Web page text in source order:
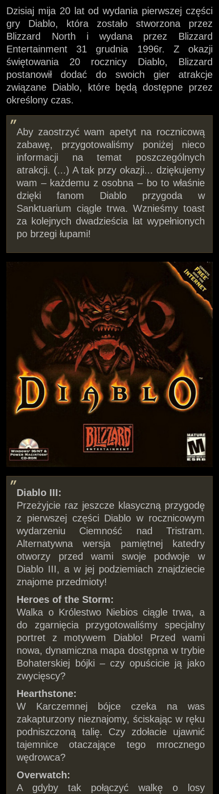
Dzisiaj mija 20 lat od wydania pierwszej części
gry Diablo, która zostało stworzona przez
Blizzard North i wydana przez Blizzard
Entertainment 31 grudnia 1996r. Z okazji
świętowania 20 rocznicy Diablo, Blizzard
postanowił dodać do swoich gier atrakcje
związane Diablo, które będą dostępne przez
określony czas.
Aby zaostrzyć wam apetyt na rocznicową
zabawę, przygotowaliśmy poniżej nieco
informacji na temat poszczególnych
atrakcji. (...) A tak przy okazji... dziękujemy
wam – każdemu z osobna – bo to właśnie
dzięki fanom Diablo przygoda w
Sanktuarium ciągle trwa. Wznieśmy toast
za kolejnych dwadzieścia lat wypełnionych
po brzegi łupami!
Diablo III:
Przeżyjcie raz jeszcze klasyczną przygodę
z pierwszej części Diablo w rocznicowym
wydarzeniu Ciemność nad Tristram.
Alternatywna wersja pamiętnej katedry
otworzy przed wami swoje podwoje w
Diablo III, a w jej podziemiach znajdziecie
znajome przedmioty!
Heroes of the Storm:
Walka o Królestwo Niebios ciągle trwa, a
do zgarnięcia przygotowaliśmy specjalny
portret z motywem Diablo! Przed wami
nowa, dynamiczna mapa dostępna w trybie
Bohaterskiej bójki – czy opuścicie ją jako
zwycięscy?
Hearthstone:
W Karczemnej bójce czeka na was
zakapturzony nieznajomy, ściskając w ręku
podniszczoną talię. Czy zdołacie ujawnić
tajemnice otaczające tego mrocznego
wędrowca?
Overwatch:
A gdyby tak połączyć walkę o losy